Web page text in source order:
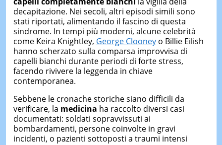
decapitazione. Nei secoli, altri episodi simili sono
stati riportati, alimentando il fascino di questa
sindrome. In tempi più moderni, alcune celebrità
come Keira Knightley, George Clooneyo Billie Eilish
hanno scherzato sulla comparsa improvvisa di
capelli bianchi durante periodi di forte stress,
facendo rivivere la leggenda in chiave
contemporanea.
Sebbene le cronache storiche siano difficili da
verificare, la medicina ha raccolto diversi casi
documentati: soldati sopravvissuti ai
bombardamenti, persone coinvolte in gravi
incidenti, o pazienti sottoposti a traumi intensi